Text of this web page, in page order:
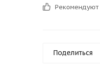
Рекомендуют
Поделиться